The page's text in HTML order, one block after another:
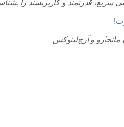
سریع، قدرتمند و کاربرپسند را
و آرچ‌لینوکس